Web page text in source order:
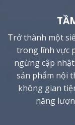
Trở thành một
trong lĩnh vực
ngừng cập
sản phẩm nội
không gian
năng